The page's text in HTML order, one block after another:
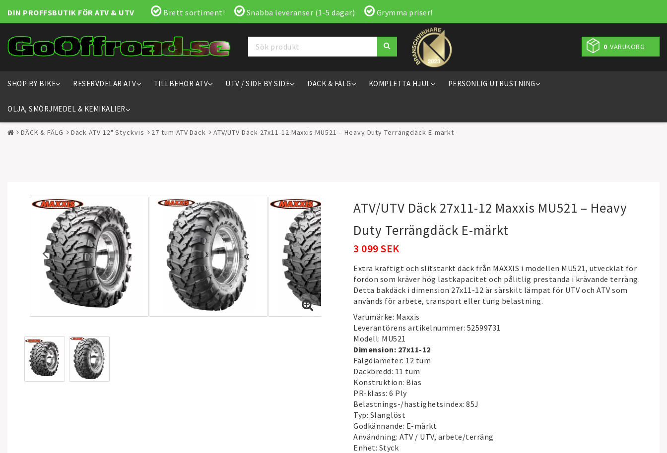
DIN PROFFSBUTIK FÖR ATV & UTV Brett sortiment! Snabba leveranser (1-5 dagar) Grymma priser!
0 VARUKORG
SHOP BY BIKE RESERVDELAR ATV TILLBEHÖR ATV UTV / SIDE BY SIDE DÄCK & FÄLG KOMPLETTA HJUL PERSONLIG UTRUSTNING
OLJA, SMÖRJMEDEL & KEMIKALIER
DÄCK & FÄLG Däck ATV 12" Styckvis 27 tum ATV Däck ATV/UTV Däck 27x11-12 Maxxis MU521 – Heavy Duty Terrängdäck E-märkt
ATV/UTV Däck 27x11-12 Maxxis MU521 – Heavy
Duty Terrängdäck E-märkt
3 099 SEK
Extra kraftigt och slitstarkt däck från MAXXIS i modellen MU521, utvecklat för
fordon som kräver hög lastkapacitet och pålitlig prestanda i krävande terräng.
Detta bakdäck i dimension 27x11-12 är särskilt lämpat för UTV och ATV som
används för arbete, transport eller tung belastning.
Varumärke: Maxxis
Leverantörens artikelnummer: 52599731
Modell: MU521
Dimension: 27x11-12
Fälgdiameter: 12 tum
Däckbredd: 11 tum
Konstruktion: Bias
PR-klass: 6 Ply
Belastnings-/hastighetsindex: 85J
Typ: Slanglöst
Godkännande: E-märkt
Användning: ATV / UTV, arbete/terräng
Enhet: Styck